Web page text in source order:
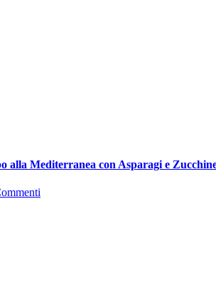
alla Mediterranea con Asparagi e